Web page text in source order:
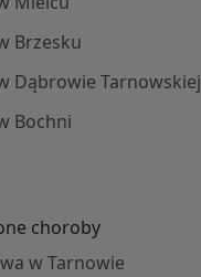
Brzesku
Dąbrowie Tarnowskiej
Bochni
choroby
w Tarnowie